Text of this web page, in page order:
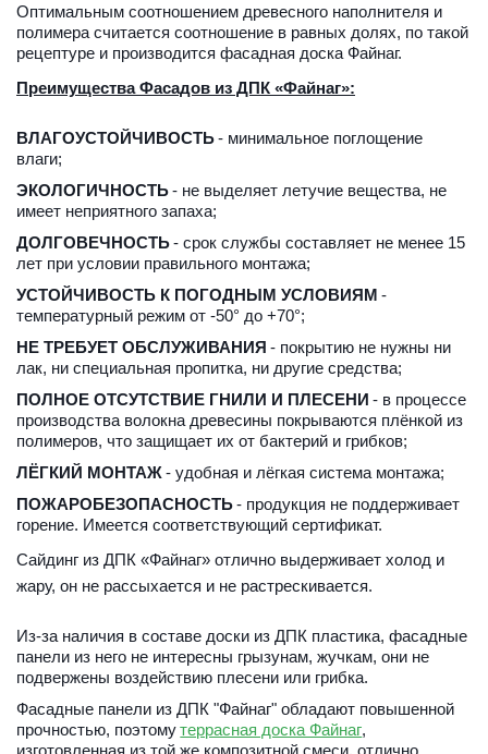
Оптимальным соотношением древесного наполнителя и
полимера считается соотношение в равных долях, по такой
рецептуре и производится фасадная доска Файнаг.
Преимущества Фасадов из ДПК «Файнаг»:
ВЛАГОУСТОЙЧИВОСТЬ - минимальное поглощение
влаги;
ЭКОЛОГИЧНОСТЬ - не выделяет летучие вещества, не
имеет неприятного запаха;
ДОЛГОВЕЧНОСТЬ - срок службы составляет не менее 15
лет при условии правильного монтажа;
УСТОЙЧИВОСТЬ К ПОГОДНЫМ УСЛОВИЯМ -
температурный режим от -50° до +70°;
НЕ ТРЕБУЕТ ОБСЛУЖИВАНИЯ - покрытию не нужны ни
лак, ни специальная пропитка, ни другие средства;
ПОЛНОЕ ОТСУТСТВИЕ ГНИЛИ И ПЛЕСЕНИ - в процессе
производства волокна древесины покрываются плёнкой из
полимеров, что защищает их от бактерий и грибков;
ЛЁГКИЙ МОНТАЖ - удобная и лёгкая система монтажа;
ПОЖАРОБЕЗОПАСНОСТЬ - продукция не поддерживает
горение. Имеется соответствующий сертификат.
Сайдинг из ДПК «Файнаг» отлично выдерживает холод и
жару, он не рассыхается и не растрескивается.
Из-за наличия в составе доски из ДПК пластика, фасадные
панели из него не интересны грызунам, жучкам, они не
подвержены воздействию плесени или грибка.
Фасадные панели из ДПК "Файнаг" обладают повышенной
прочностью, поэтому террасная доска Файнаг,
изготовленная из той же композитной смеси, отлично